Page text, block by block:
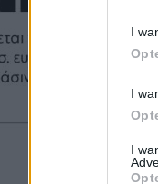
I
I
I